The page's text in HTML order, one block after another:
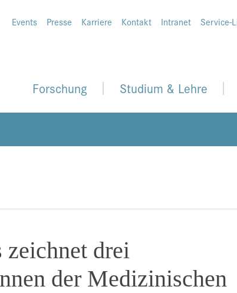
Events Presse Karriere Kontakt Intranet Service-
Forschung Studium & Lehre
zeichnet drei
der Medizinischen